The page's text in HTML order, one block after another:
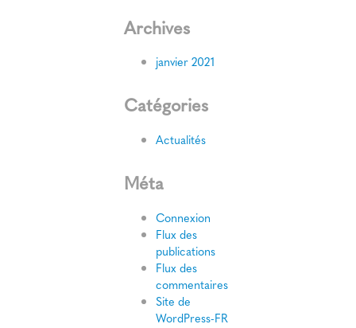
Archives
janvier 2021
Catégories
Actualités
Méta
Connexion
Flux des
publications
Flux des
commentaires
Site de
WordPress-FR